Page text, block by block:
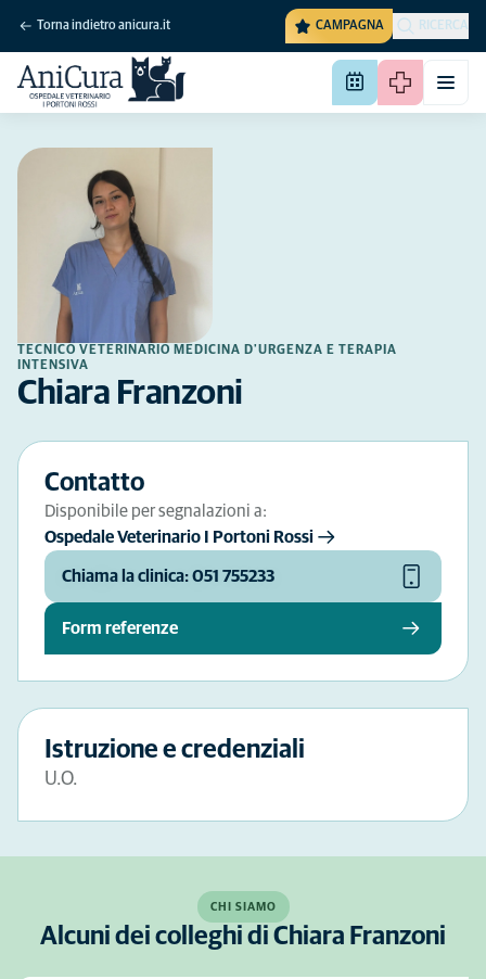
Torna indietro anicura.it CAMPAGNA RICERCA
TECNICO VETERINARIO MEDICINA D'URGENZA E TERAPIA
INTENSIVA
Chiara Franzoni
Contatto
Disponibile per segnalazioni a:
Ospedale Veterinario I Portoni Rossi
Chiama la clinica: 051 755233
Form referenze
Istruzione e credenziali
U.O.
CHI SIAMO
Alcuni dei colleghi di Chiara Franzoni